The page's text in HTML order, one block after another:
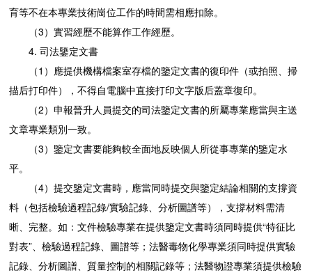
育等不在本專業技術崗位工作的時間需相應扣除。
（3）實習經歷不能算作工作經歷。
4. 司法鑒定文書
（1）應提供機構檔案室存檔的鑒定文書的復印件（或拍照、掃
描后打印件），不得自電腦中直接打印文字版后蓋章復印。
（2）申報晉升人員提交的司法鑒定文書的所屬專業應當與主送
文章專業類別一致。
（3）鑒定文書要能夠較全面地反映個人所從事專業的鑒定水
平。
（4）提交鑒定文書時，應當同時提交與鑒定結論相關的支撐資
料（包括檢驗過程記錄/實驗記錄、分析圖譜等），支撐材料需清
晰、完整。如：文件檢驗專業在提供鑒定文書時須同時提供“特征比
對表”、檢驗過程記錄、圖譜等；法醫毒物化學專業須同時提供實驗
記錄、分析圖譜、質量控制的相關記錄等；法醫物證專業須提供檢驗